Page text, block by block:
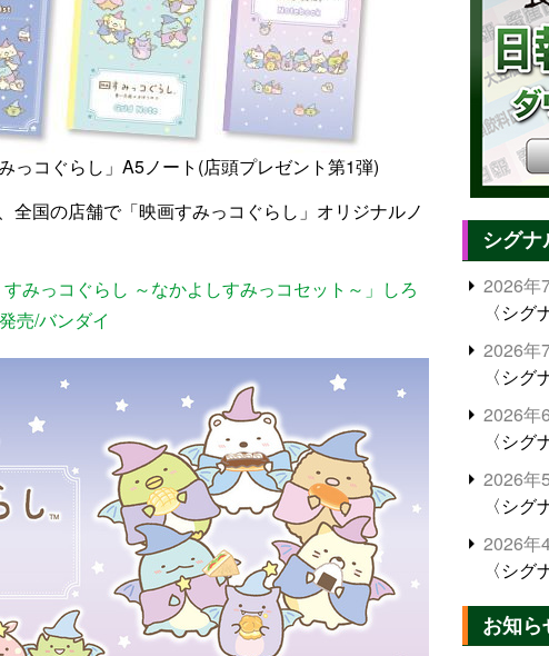
っコぐらし」A5ノート(店頭プレゼント第1弾)
全国の店舗で「映画すみっコぐらし」オリジナルノ
みっコぐらし ～なかよしすみっコセット～」しろ
売/バンダイ
シグナ
2026年
〈シ
2026年
〈シ
2026年
〈シ
2026年
〈シ
2026年
〈シ
お知ら